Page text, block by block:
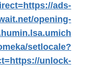
ads-
opening-
setlocale?
unlock-